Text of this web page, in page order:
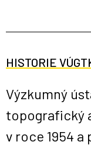
HISTORIE
Výzkumný
topografický
v roce 1954